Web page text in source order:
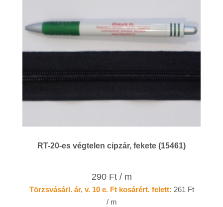
RT-20-es végtelen cipzár, fekete (15461)
290 Ft / m
Törzsvásárl. ár, v. 10 e. Ft kosárért. felett: 261 Ft
/ m